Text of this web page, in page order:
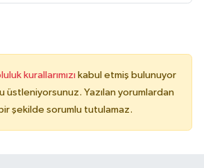
kurallarımızı kabul etmiş bulunuyor
üstleniyorsunuz. Yazılan yorumlardan
şekilde sorumlu tutulamaz.